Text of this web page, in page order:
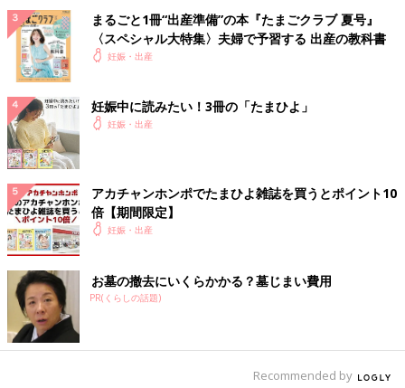
まるごと1冊“出産準備”の本『たまごクラブ 夏号』
〈スペシャル大特集〉夫婦で予習する 出産の教科書
妊娠・出産
妊娠中に読みたい！3冊の「たまひよ」
妊娠・出産
アカチャンホンポでたまひよ雑誌を買うとポイント10
倍【期間限定】
妊娠・出産
お墓の撤去にいくらかかる？墓じまい費用
PR(くらしの話題)
Recommended by